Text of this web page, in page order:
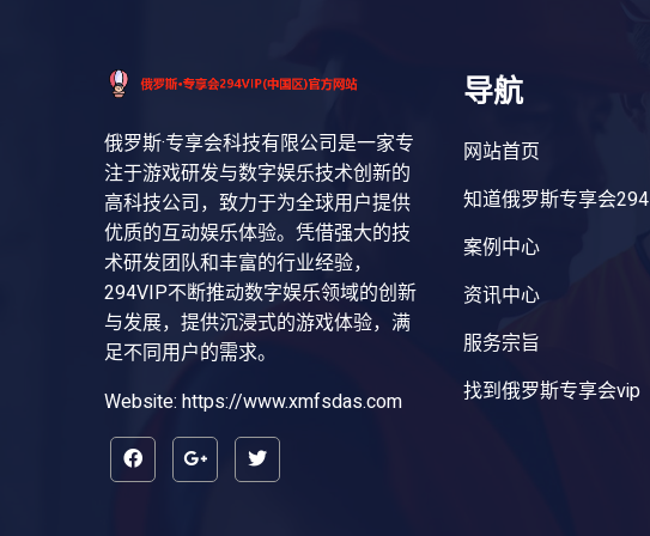
俄罗斯·专享会科技有限公司是一家专
注于游戏研发与数字娱乐技术创新的
高科技公司，致力于为全球用户提供
优质的互动娱乐体验。凭借强大的技
术研发团队和丰富的行业经验，
294VIP不断推动数字娱乐领域的创新
与发展，提供沉浸式的游戏体验，满
足不同用户的需求。
Website: https://www.xmfsdas.com
导航
网站首页
知道俄罗斯专享会294
案例中心
资讯中心
服务宗旨
找到俄罗斯专享会vip